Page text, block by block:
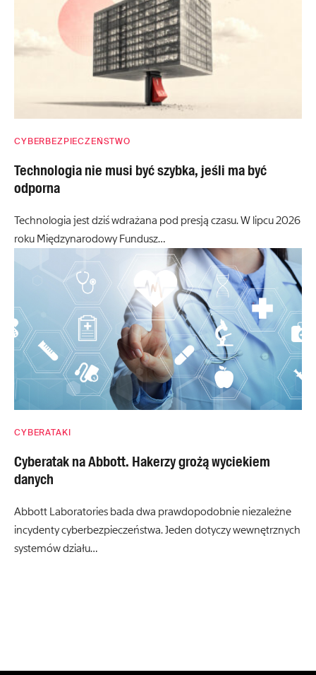
CYBERBEZPIECZEŃSTWO
Technologia nie musi być szybka, jeśli ma być
odporna
Technologia jest dziś wdrażana pod presją czasu. W lipcu 2026
roku Międzynarodowy Fundusz…
CYBERATAKI
Cyberatak na Abbott. Hakerzy grożą wyciekiem
danych
Abbott Laboratories bada dwa prawdopodobnie niezależne
incydenty cyberbezpieczeństwa. Jeden dotyczy wewnętrznych
systemów działu…